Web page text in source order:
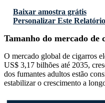
Baixar amostra grátis
Personalizar Este Relatório
Tamanho do mercado de
O mercado global de cigarros
US$ 3,17 bilhões até 2035,
dos fumantes adultos estão
estabilizar o crescimento a